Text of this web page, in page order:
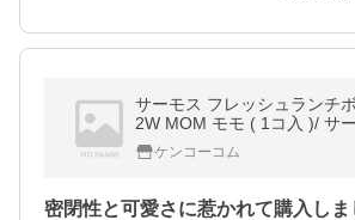
サーモス フレッシュランチ
2W MOM モモ ( 1コ入 )/ サ
S)ケンコーコム